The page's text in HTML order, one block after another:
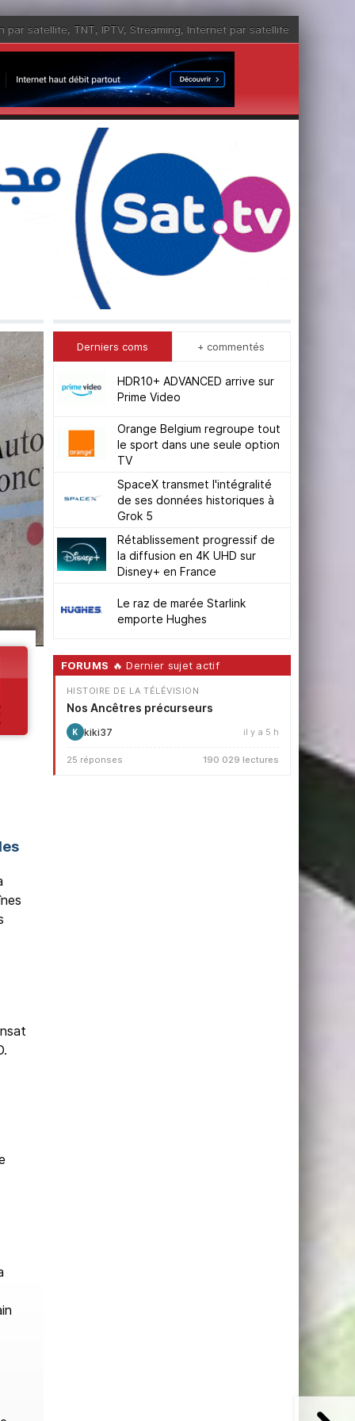
par satellite, TNT, IPTV, Streaming, Internet par satellite
Derniers coms + commentés
HDR10+ ADVANCED arrive sur
Prime Video
Orange Belgium regroupe tout
le sport dans une seule option
TV
SpaceX transmet l'intégralité
de ses données historiques à
Grok 5
Rétablissement progressif de
la diffusion en 4K UHD sur
Disney+ en France
Le raz de marée Starlink
emporte Hughes
FORUMS 🔥 Dernier sujet actif
HISTOIRE DE LA TÉLÉVISION
Nos Ancêtres précurseurs
K kiki37 il y a 5 h
25 réponses 190 029 lectures